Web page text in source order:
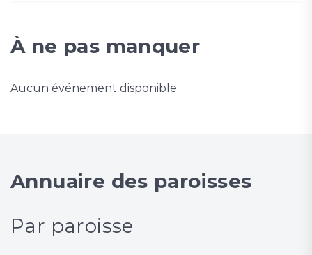
À ne pas manquer
Aucun événement disponible
Annuaire des paroisses
Par paroisse